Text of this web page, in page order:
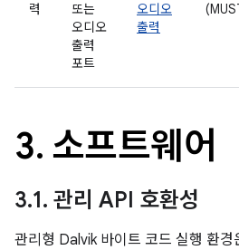
력
또는
오디오
출력
포트
오디오
출력
3. 소프트웨어
3.1. 관리 API 호환성
관리형 Dalvik 바이트 코드 실행 환